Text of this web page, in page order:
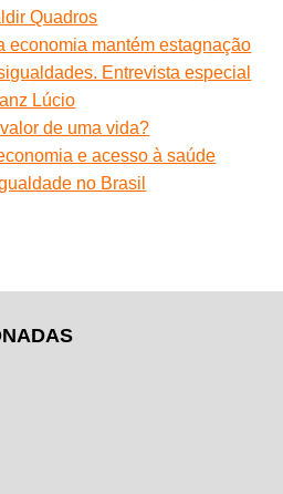
Quadros
economia mantém estagnação
Entrevista especial
Lúcio
de uma vida?
e acesso à saúde
no Brasil